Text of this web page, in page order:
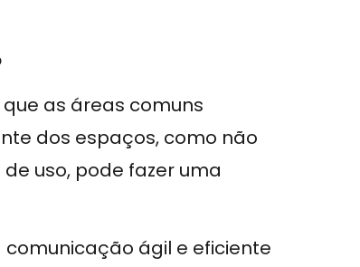
as áreas comuns
dos espaços, como não
uso, pode fazer uma
comunicação ágil e eficiente